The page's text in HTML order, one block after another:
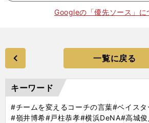
Googleの「優先ソース」に
一覧に戻る
キーワード
#チームを変えるコーチの言葉#ベイスタ
#嶺井博希#戸柱恭孝#横浜DeNA#高城俊